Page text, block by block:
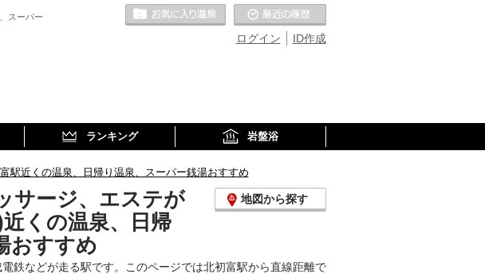
スーパー
ID作成
ログイン
お気に入りの温泉
ランキング 岩盤浴
駅近くの温泉、日帰り温泉、スーパー銭湯おすすめ
サージ、エステが
くの温泉、日帰
おすすめ
地図から探す
鉄などが走る駅です。このページでは北初富駅から直線距離で